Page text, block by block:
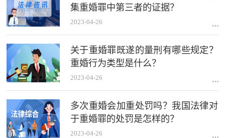
集重婚罪中第三者的证据？
2023-04-26
关于重婚罪既遂的量刑有哪些规定？
重婚行为类型是什么？
2023-04-26
多次重婚会加重处罚吗？我国法律对
于重婚罪的处罚是怎样的？
2023-04-26